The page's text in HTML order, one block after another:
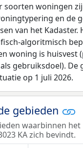
soorten woningen
en de
van het Kadaster.
algoritmisch
woning is huisvest
gebruiksdoel). De
op 1 juli 2026.
gebieden
waarbinnen het
KA zich bevindt.